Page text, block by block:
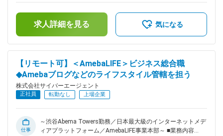
届ける ・数億~数十億の収益創出で事業・組織をリードする
・広告マーケットの動きを見極め、新たな広告商品を開発する
・外部パートナーとの連携・提携を通じて販路を構築・拡大す
る ・マーケット視点からブロガー・メディアの企画を提案し
関係なく意見交換が活発な環境 ◎挑戦を歓迎：若手から裁量
を持ち、スピード感をもって施策に取り組める環境です ◎互
いにリスペクト：営業・エンジニア・クリエイターなどそれぞ
れが多様な専門性を活かしながら事業を推進していきます。 ■
環境・イベント ◎勤務体制：週2日リモート（調整可能） ◎オ
フィス：渋谷・Abema Towers勤務。カフェやリフレッシュス
独自の広告プロダクト： ブロガーコンテンツを核に、フルフ
ァネルで展開しています。 ナショナルクライアントから成長
有無＞有＜残業手当＞有＜給与補足＞※経験・能力を考慮の
上、当社規定により優遇します。※半期ごとの目標管理制度を
導入しており、評価に応じて年俸を見直します。■給与改定
上下する可能性があります。月給(月額)は固定手当を含めた表
記です。
求人詳細を見る 気になる
【リモート可】＜AmebaLIFE＞ビジネス総合職
◆Amebaブログなどのライフスタイル管轄を担う
株式会社サイバーエージェント
正社員 転勤なし 上場企業
仕事
～渋谷Abema Towers勤務／日本最大級のインターネットメデ
ィアプラットフォーム／AmebaLIFE事業本部～ ■業務内容